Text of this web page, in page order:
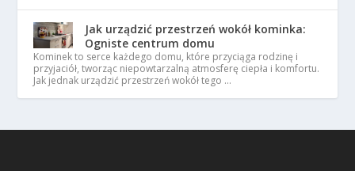
Jak urządzić przestrzeń wokół kominka:
Ogniste centrum domu
Kominek to serce każdego domu, które przyciąga rodzinę i
przyjaciół, tworząc niepowtarzalną atmosferę ciepła i komfortu.
Jak jednak urządzić przestrzeń wokół tego …